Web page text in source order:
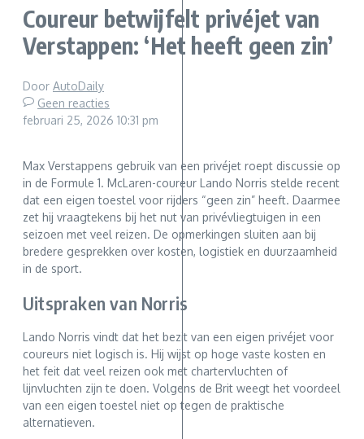
Coureur betwijfelt privéjet van
Verstappen: ‘Het heeft geen zin’
Door AutoDaily
Geen reacties
februari 25, 2026 10:31 pm
Max Verstappens gebruik van een privéjet roept discussie op
in de Formule 1. McLaren-coureur Lando Norris stelde recent
dat een eigen toestel voor rijders “geen zin” heeft. Daarmee
zet hij vraagtekens bij het nut van privévliegtuigen in een
seizoen met veel reizen. De opmerkingen sluiten aan bij
bredere gesprekken over kosten, logistiek en duurzaamheid
in de sport.
Uitspraken van Norris
Lando Norris vindt dat het bezit van een eigen privéjet voor
coureurs niet logisch is. Hij wijst op hoge vaste kosten en
het feit dat veel reizen ook met chartervluchten of
lijnvluchten zijn te doen. Volgens de Brit weegt het voordeel
van een eigen toestel niet op tegen de praktische
alternatieven.